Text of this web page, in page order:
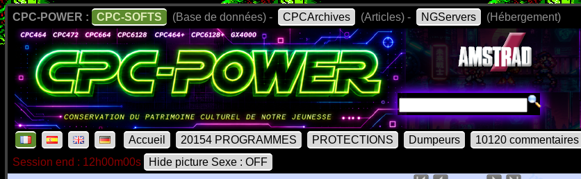
CPC-POWER : CPC-SOFTS (Base de données) - CPCArchives (Articles) - NGServers (Hébergement)
Accueil 20154 PROGRAMMES PROTECTIONS Dumpeurs 10120 commentaires
Session end : 12h00m00s
Hide picture Sexe : OFF